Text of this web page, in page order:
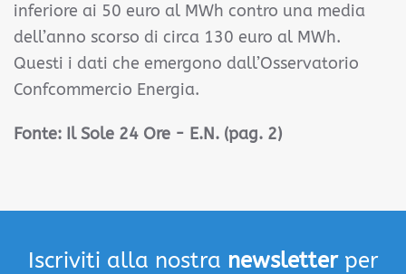
inferiore ai 50 euro al MWh contro una media
dell’anno scorso di circa 130 euro al MWh.
Questi i dati che emergono dall’Osservatorio
Confcommercio Energia.
Fonte: Il Sole 24 Ore - E.N. (pag. 2)
Iscriviti alla nostra newsletterper